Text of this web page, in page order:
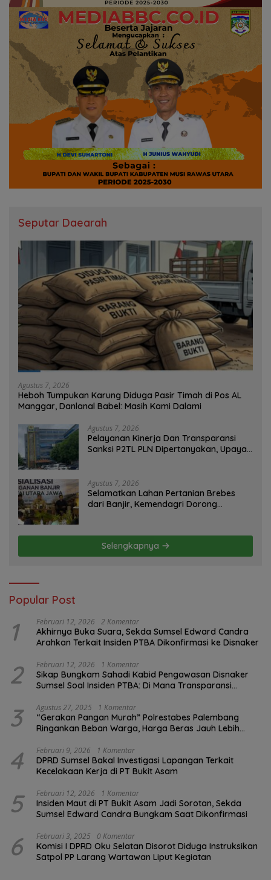
Seputar Daearah
Agustus 7, 2026
Heboh Tumpukan Karung Diduga Pasir Timah di Pos AL
Manggar, Danlanal Babel: Masih Kami Dalami
Agustus 7, 2026
Pelayanan Kinerja Dan Transparansi
Sanksi P2TL PLN Dipertanyakan, Upaya
Agustus 7, 2026
Selamatkan Lahan Pertanian Brebes
dari Banjir, Kemendagri Dorong
Selengkapnya
Popular Post
1 Februari 12, 2026 2 Komentar
Akhirnya Buka Suara, Sekda Sumsel Edward Candra
Arahkan Terkait Insiden PTBA Dikonfirmasi ke Disnaker
2 Februari 12, 2026 1 Komentar
Sikap Bungkam Sahadi Kabid Pengawasan Disnaker
Sumsel Soal Insiden PTBA: Di Mana Transparansi
3 Agustus 27, 2025 1 Komentar
“Gerakan Pangan Murah” Polrestabes Palembang
Ringankan Beban Warga, Harga Beras Jauh Lebih
4 Februari 9, 2026 1 Komentar
DPRD Sumsel Bakal Investigasi Lapangan Terkait
Kecelakaan Kerja di PT Bukit Asam
5 Februari 12, 2026 1 Komentar
Insiden Maut di PT Bukit Asam Jadi Sorotan, Sekda
Sumsel Edward Candra Bungkam Saat Dikonfirmasi
6 Februari 3, 2025 0 Komentar
Komisi I DPRD Oku Selatan Disorot Diduga Instruksikan
Satpol PP Larang Wartawan Liput Kegiatan